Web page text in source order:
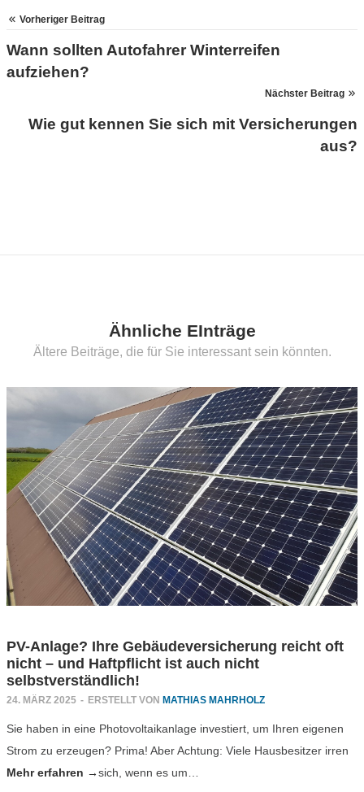
Vorheriger Beitrag
Wann sollten Autofahrer Winterreifen
aufziehen?
Nächster Beitrag
Wie gut kennen Sie sich mit Versicherungen
aus?
Ähnliche EInträge
Ältere Beiträge, die für Sie interessant sein könnten.
PV-Anlage? Ihre Gebäudeversicherung reicht oft
nicht – und Haftpflicht ist auch nicht
selbstverständlich!
24. MÄRZ 2025 - ERSTELLT VON MATHIAS MAHRHOLZ
Sie haben in eine Photovoltaikanlage investiert, um Ihren eigenen
Strom zu erzeugen? Prima! Aber Achtung: Viele Hausbesitzer irren
sich, wenn es um…
Mehr erfahren →